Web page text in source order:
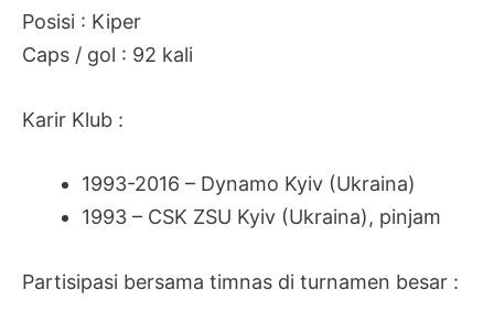
Posisi : Kiper
Caps / gol : 92 kali
Karir Klub :
1993-2016 – Dynamo Kyiv (Ukraina)
1993 – CSK ZSU Kyiv (Ukraina), pinjam
Partisipasi bersama timnas di turnamen besar :